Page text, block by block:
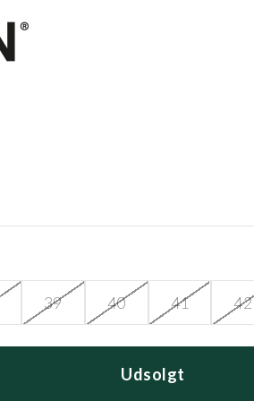
39 40 41 42
Udsolgt